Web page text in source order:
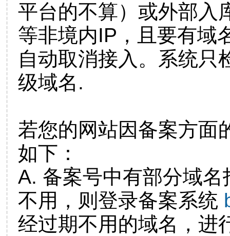
平台的不算）或外部入
等非境内IP，且要有域
自动取消接入。系统只
级域名.
若您的网站因备案方面
如下：
A. 备案号中有部分域
不用，则登录备案系统
经过期不用的域名，进